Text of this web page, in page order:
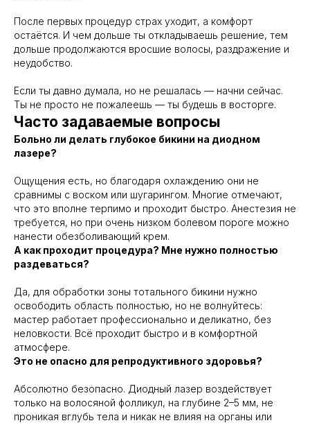
После первых процедур страх уходит, а комфорт
остаётся. И чем дольше ты откладываешь решение, тем
дольше продолжаются вросшие волосы, раздражение и
неудобство.
Если ты давно думала, но не решалась — начни сейчас.
Ты не просто не пожалеешь — ты будешь в восторге.
Часто задаваемые вопросы
Больно ли делать глубокое бикини на диодном
лазере?
Ощущения есть, но благодаря охлаждению они не
сравнимы с воском или шугарингом. Многие отмечают,
что это вполне терпимо и проходит быстро. Анестезия не
требуется, но при очень низком болевом пороге можно
нанести обезболивающий крем.
А как проходит процедура? Мне нужно полностью
раздеваться?
Да, для обработки зоны тотального бикини нужно
освободить область полностью, но не волнуйтесь:
мастер работает профессионально и деликатно, без
неловкости. Всё проходит быстро и в комфортной
атмосфере.
Это не опасно для репродуктивного здоровья?
Абсолютно безопасно. Диодный лазер воздействует
только на волосяной фолликул, на глубине 2–5 мм, не
проникая вглубь тела и никак не влияя на органы или